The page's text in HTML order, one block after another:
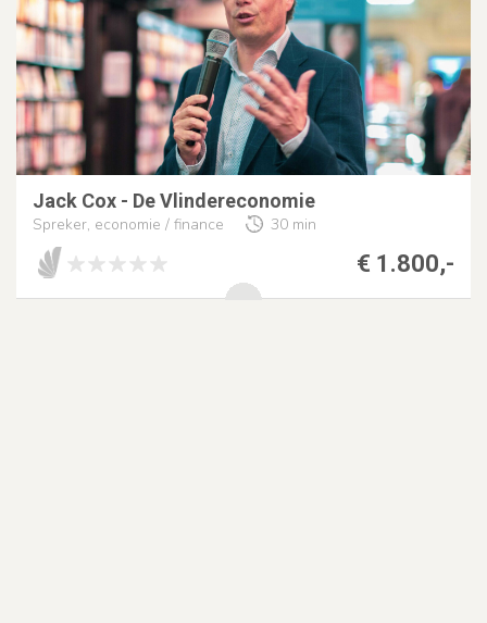
Jack Cox - De Vlindereconomie
Spreker, economie / finance 30 min
€ 1.800,-